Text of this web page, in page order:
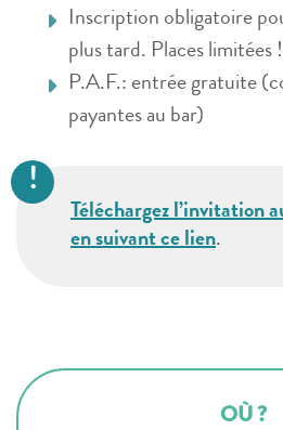
Inscription obligatoire
plus tard. Places limitées !
P.A.F.: entrée gratuite
payantes au bar)
Téléchargez l’invitation
en suivant ce lien.
OÙ ?